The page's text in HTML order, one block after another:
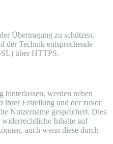
Übertragung zu schützen,
der Technik entsprechende
über HTTPS.
werden neben
ihrer Erstellung und der zuvor
Nutzername gespeichert. Dies
Inhalte auf
auch wenn diese durch